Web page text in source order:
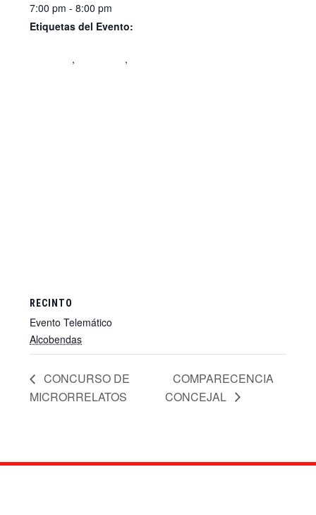
7:00 pm - 8:00 pm
Etiquetas del Evento:
,
,
RECINTO
Evento Telemático
Alcobendas
CONCURSO DE
MICRORRELATOS
COMPARECENCIA
CONCEJAL